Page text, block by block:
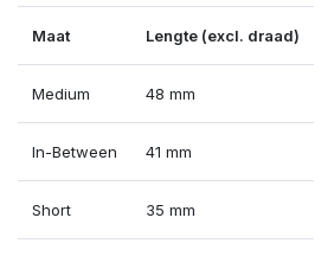
Maat Lengte (excl. draad)
Medium 48 mm
In-Between 41 mm
Short 35 mm